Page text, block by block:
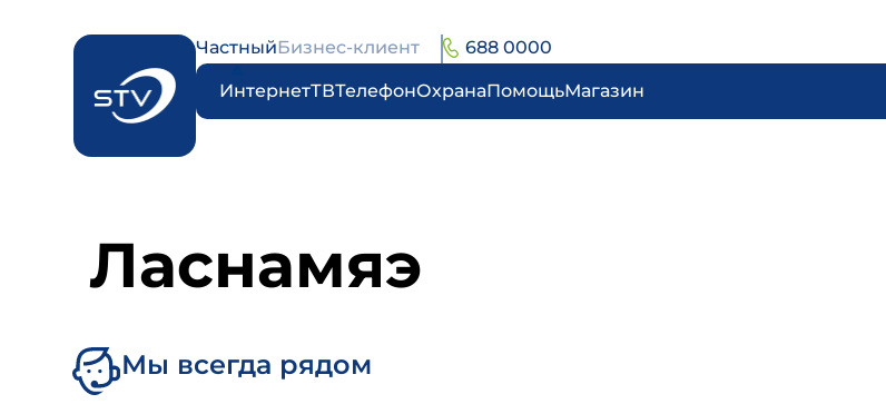
ЧастныйБизнес-клиент 688 0000
ИнтернетТВТелефонОхранаПомощьМагазин
Ласнамяэ
Мы всегда рядом